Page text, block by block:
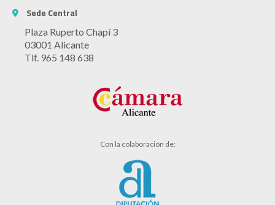
Sede Central
Plaza Ruperto Chapí 3
03001 Alicante
Tlf. 965 148 638
Con la colaboración de: